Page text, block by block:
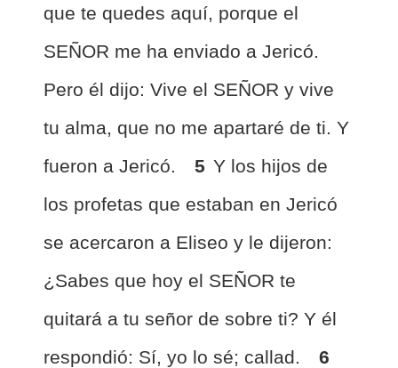
que te quedes aquí, porque el
SEÑOR me ha enviado a Jericó.
Pero él dijo: Vive el SEÑOR y vive
tu alma, que no me apartaré de ti. Y
fueron a Jericó.
5 Y los hijos de
los profetas que estaban en Jericó
se acercaron a Eliseo y le dijeron:
¿Sabes que hoy el SEÑOR te
quitará a tu señor de sobre ti? Y él
respondió: Sí, yo lo sé; callad.
6